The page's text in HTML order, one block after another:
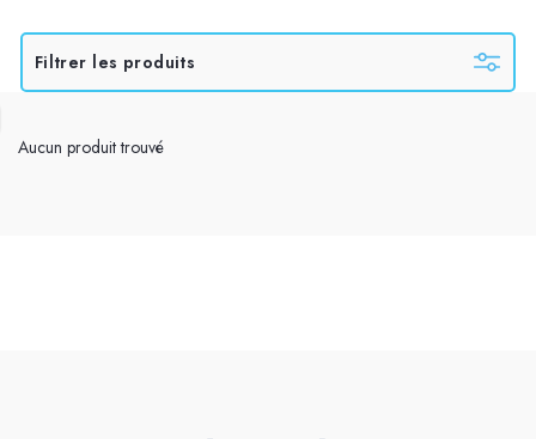
Filtrer les produits
Aucun produit trouvé